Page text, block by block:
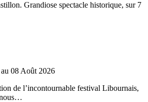
Grandiose spectacle historique, sur 7
au 08 Août 2026
de l’incontournable festival Libournais,